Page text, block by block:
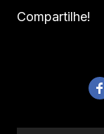
Compartilhe!